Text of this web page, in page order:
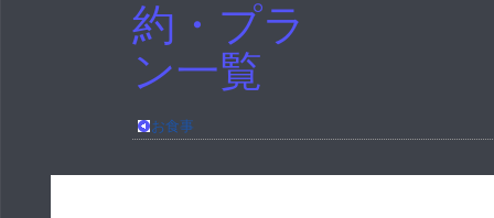
お食事